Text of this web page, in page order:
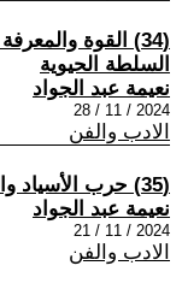
(34) القوة
السلطة الحيوية
نعيمة عبد الجواد
2024 / 11 / 28
الادب والفن
(35) حرب الأسياد والعبيد وفلسفة الحقّ: هيجل
نعيمة عبد الجواد
2024 / 11 / 21
الادب والفن